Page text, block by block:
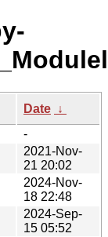
Date ↓
-
2021-Nov-
21 20:02
2024-Nov-
18 22:48
2024-Sep-
15 05:52